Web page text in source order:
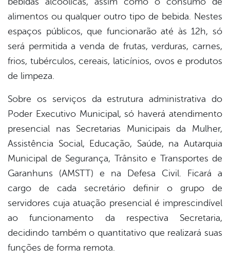
alimentos ou qualquer outro tipo de bebida. Nestes
espaços públicos, que funcionarão até às 12h, só
será permitida a venda de frutas, verduras, carnes,
frios, tubérculos, cereais, laticínios, ovos e produtos
de limpeza.
Sobre os serviços da estrutura administrativa do
Poder Executivo Municipal, só haverá atendimento
presencial nas Secretarias Municipais da Mulher,
Assistência Social, Educação, Saúde, na Autarquia
Municipal de Segurança, Trânsito e Transportes de
Garanhuns (AMSTT) e na Defesa Civil. Ficará a
cargo de cada secretário definir o grupo de
servidores cuja atuação presencial é imprescindível
ao funcionamento da respectiva Secretaria,
decidindo também o quantitativo que realizará suas
funções de forma remota.